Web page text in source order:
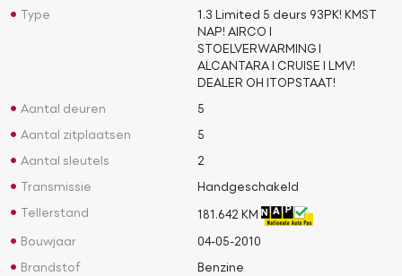
Type
1.3 Limited 5 deurs 93PK! KMST
NAP! AIRCO l
STOELVERWARMING l
ALCANTARA l CRUISE l LMV!
DEALER OH lTOPSTAAT!
Aantal deuren 5
Aantal zitplaatsen 5
Aantal sleutels 2
Transmissie Handgeschakeld
Tellerstand 181.642 KM
Bouwjaar 04-05-2010
Brandstof Benzine